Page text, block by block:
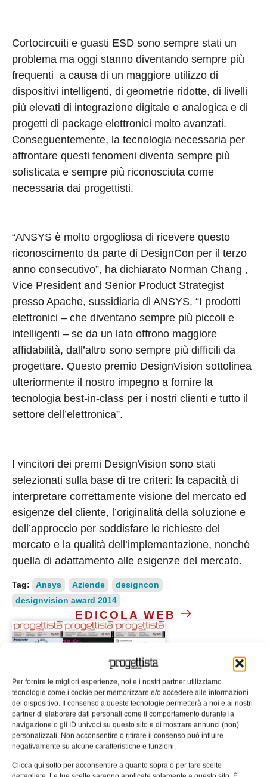
Per fornire le migliori esperienze, noi e i nostri partner utilizziamo
tecnologie come i cookie per memorizzare e/o accedere alle informazioni
del dispositivo. Il consenso a queste tecnologie permetterà a noi e ai nostri
partner di elaborare dati personali come il comportamento durante la
navigazione o gli ID univoci su questo sito e di mostrare annunci (non)
personalizzati. Non acconsentire o ritirare il consenso può influire
negativamente su alcune caratteristiche e funzioni.
Clicca qui sotto per acconsentire a quanto sopra o per fare scelte
Cortocircuiti e guasti ESD sono sempre stati un
problema ma oggi stanno diventando sempre più
frequenti a causa di un maggiore utilizzo di
dispositivi intelligenti, di geometrie ridotte, di livelli
più elevati di integrazione digitale e analogica e di
progetti di package elettronici molto avanzati.
Conseguentemente, la tecnologia necessaria per
affrontare questi fenomeni diventa sempre più
sofisticata e sempre più riconosciuta come
necessaria dai progettisti.
“ANSYS è molto orgogliosa di ricevere questo
riconoscimento da parte di DesignCon per il terzo
anno consecutivo”, ha dichiarato Norman Chang ,
Vice President and Senior Product Strategist
presso Apache, sussidiaria di ANSYS. “I prodotti
elettronici – che diventano sempre più piccoli e
intelligenti – se da un lato offrono maggiore
affidabilità, dall’altro sono sempre più difficili da
progettare. Questo premio DesignVision sottolinea
ulteriormente il nostro impegno a fornire la
tecnologia best-in-class per i nostri clienti e tutto il
settore dell’elettronica”.
I vincitori dei premi DesignVision sono stati
selezionati sulla base di tre criteri: la capacità di
interpretare correttamente visione del mercato ed
esigenze del cliente, l’originalità della soluzione e
dell’approccio per soddisfare le richieste del
mercato e la qualità dell’implementazione, nonché
quella di adattamento alle esigenze del mercato.
Tag: Ansys Aziende
designcon
designvision award 2014
EDICOLA WEB
ISCRIVITI ALLA NEWSLETTER